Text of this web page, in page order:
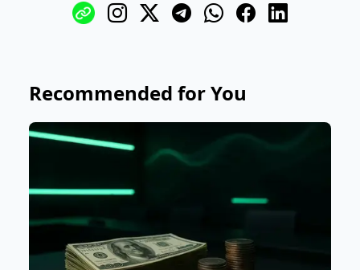
Recommended for You